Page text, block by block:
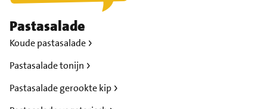
Pastasalade
Koude pastasalade
Pastasalade tonijn
Pastasalade gerookte kip